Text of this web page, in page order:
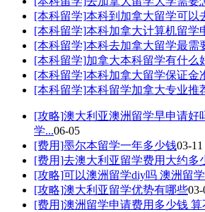
[本科留学]本科到加拿大留学可以
[本科留学]本科加拿大计算机留学
[本科留学]本科去加拿大留学最需
[本科留学]加拿大本科留学有什么
[本科留学]本科加拿大留学保证金
[本科留学]本科留学加拿大专业推
[攻略]澳大利亚澳洲留学早申请好
学...06-05
[费用]墨尔本留学一年多少钱03-11
[费用]去澳大利亚留学费用大约多
[攻略]可以澳洲留学diy吗 澳洲留
[攻略]澳大利亚留学优势有哪些03-
[费用]澳洲留学申请费用多少钱 算